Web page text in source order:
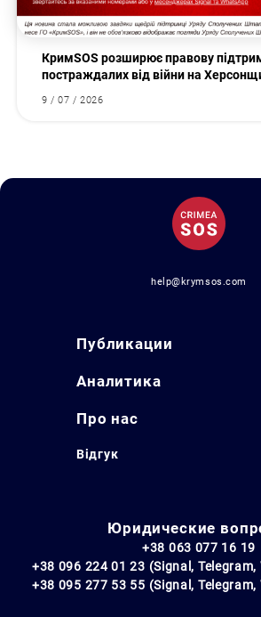
КримSOS розширює правову
постраждалих від війни на
9 / 07 / 2026
help@krymsos.com
Публикации
Аналитика
Про нас
Відгук
Юридические
+38 063 077 16 19
+38 096 224 01 23 (Signal,
+38 095 277 53 55 (Signal,